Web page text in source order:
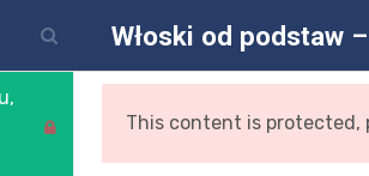
Włoski od podstaw
This content is protected,